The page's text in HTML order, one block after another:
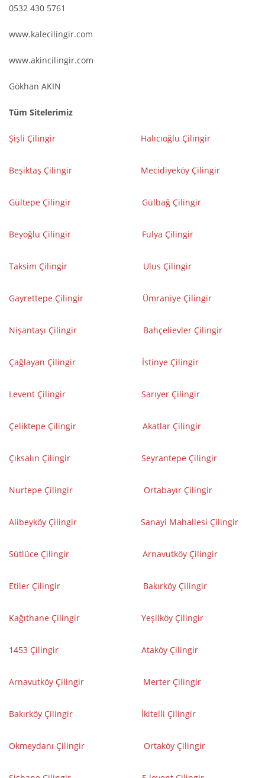
0532 430 5761
www.kalecilingir.com
www.akincilingir.com
Gökhan AKIN
Tüm Sitelerimiz
Şişli Çilingir Halıcıoğlu Çilingir
Beşiktaş Çilingir Mecidiyeköy Çilingir
Gültepe Çilingir Gülbağ Çilingir
Beyoğlu Çilingir Fulya Çilingir
Taksim Çilingir Ulus Çilingir
Gayrettepe Çilingir Ümraniye Çilingir
Nişantaşı Çilingir Bahçelievler Çilingir
Çağlayan Çilingir İstinye Çilingir
Levent Çilingir Sarıyer Çilingir
Çeliktepe Çilingir Akatlar Çilingir
Çıksalın Çilingir Seyrantepe Çilingir
Nurtepe Çilingir Ortabayır Çilingir
Alibeyköy Çilingir Sanayi Mahallesi Çilingir
Sütlüce Çilingir Arnavutköy Çilingir
Etiler Çilingir Bakırköy Çilingir
Kağıthane Çilingir Yeşilköy Çilingir
1453 Çilingir Ataköy Çilingir
Arnavutköy Çilingir Merter Çilingir
Bakırköy Çilingir İkitelli Çilingir
Okmeydanı Çilingir Ortaköy Çilingir